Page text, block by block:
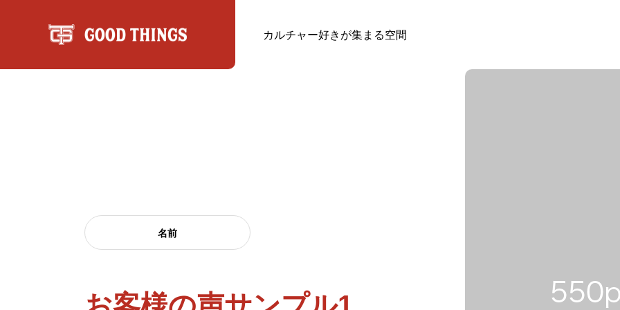
カルチャー好きが集まる空間
名前